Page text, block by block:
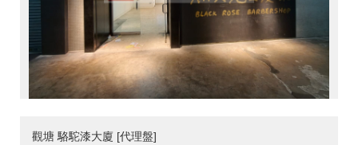
觀塘 駱駝漆大廈 [代理盤]